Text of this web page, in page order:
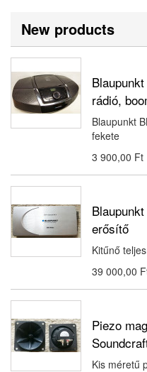
New products
rádió,
Blaupunkt
fekete
3 900,00 Ft‎
erősítő
Kitűnő
39 000,00
Piezo
Kis méretű